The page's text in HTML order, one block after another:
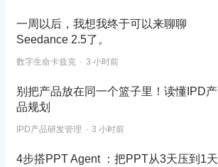
一周以后，我想我终于可以来聊聊
Seedance 2.5了。
数字生命卡兹克 3 小时前
别把产品放在同一个篮子里！读懂IPD产
品规划
IPD产品研发管理 3 小时前
4步搭PPT Agent ：把PPT从3天压到1天